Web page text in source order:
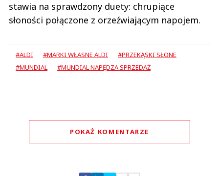
stawia na sprawdzony duety: chrupiące
słoności połączone z orzeźwiającym napojem.
#ALDI #MARKI WŁASNE ALDI
#PRZEKĄSKI SŁONE
#MUNDIAL
#MUNDIAL NAPĘDZA SPRZEDAŻ
POKAŻ KOMENTARZE